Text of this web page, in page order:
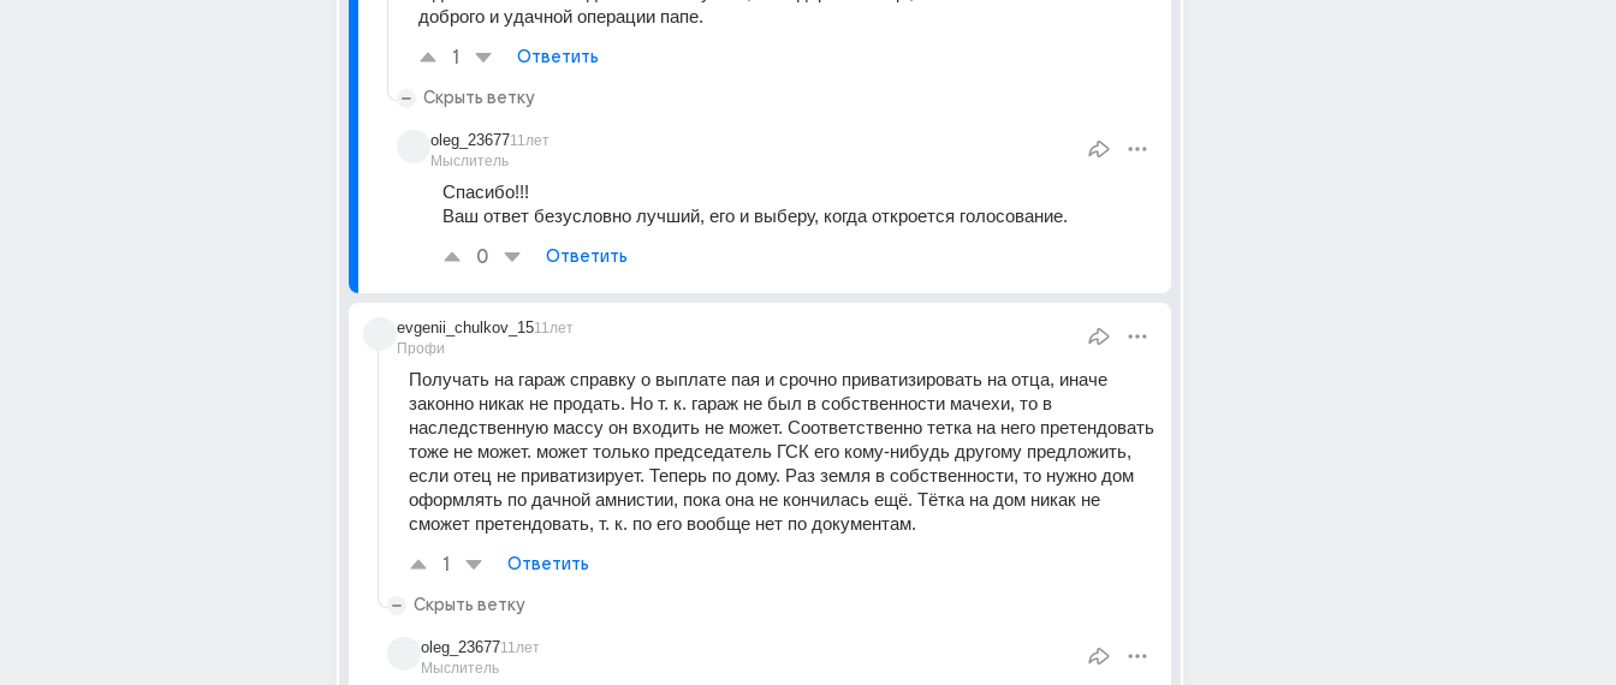
доброго и удачной операции папе.
1 Ответить
Скрыть ветку
oleg_23677
Мыслитель
11лет
Спасибо!!!
Ваш ответ безусловно лучший, его и выберу, когда откроется голосование.
0 Ответить
evgenii_chulkov_15
Профи
11лет
Получать на гараж справку о выплате пая и срочно приватизировать на отца, иначе
законно никак не продать. Но т. к. гараж не был в собственности мачехи, то в
наследственную массу он входить не может. Соответственно тетка на него претендовать
тоже не может. может только председатель ГСК его кому-нибудь другому предложить,
если отец не приватизирует. Теперь по дому. Раз земля в собственности, то нужно дом
оформлять по дачной амнистии, пока она не кончилась ещё. Тётка на дом никак не
сможет претендовать, т. к. по его вообще нет по документам.
1 Ответить
Скрыть ветку
oleg_23677
Мыслитель
11лет